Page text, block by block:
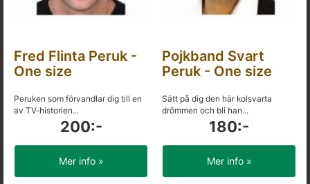
Fred Flinta Peruk -
One size
Peruken som förvandlar dig till en
av TV-historien...
200:-
Mer info »
Pojkband Svart
Peruk - One size
Sätt på dig den här kolsvarta
drömmen och bli han...
180:-
Mer info »